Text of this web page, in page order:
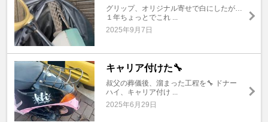
グリップ、オリジナル寄せで白にしたが…
１年ちょっとでこれ ...
2025年9月7日
キャリア付けた🔧
叔父の葬儀後、溜まった工程を🔧 ドナー
ハイ、キャリア付け ...
2025年6月29日